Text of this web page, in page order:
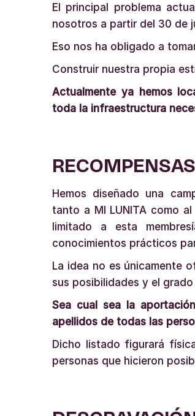
El principal problema
nosotros a partir del 30 de
Eso nos ha obligado a
Construir nuestra propia
Actualmente ya hemos
toda la infraestructura
RECOMPENSAS
Hemos diseñado una
tanto a MI LUNITA como al
limitado a esta
conocimientos prácticos
La idea no es únicamente
sus posibilidades y el
Sea cual sea la
apellidos de todas las
Dicho listado figurará
personas que hicieron